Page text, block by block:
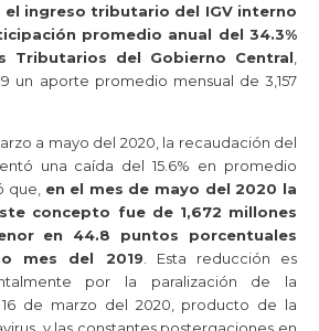
ingreso tributario del IGV interno
promedio anual del 34.3%
Tributarios del Gobierno Central
un aporte promedio mensual de 3,157
a mayo del 2020, la recaudación del
una caída del 15.6% en promedio
que, en el mes de mayo del 2020 la
concepto fue de 1,672 millones
en 44.8 puntos porcentuales
mes del 2019. Esta reducción es
por la paralización de la
de marzo del 2020, producto de la